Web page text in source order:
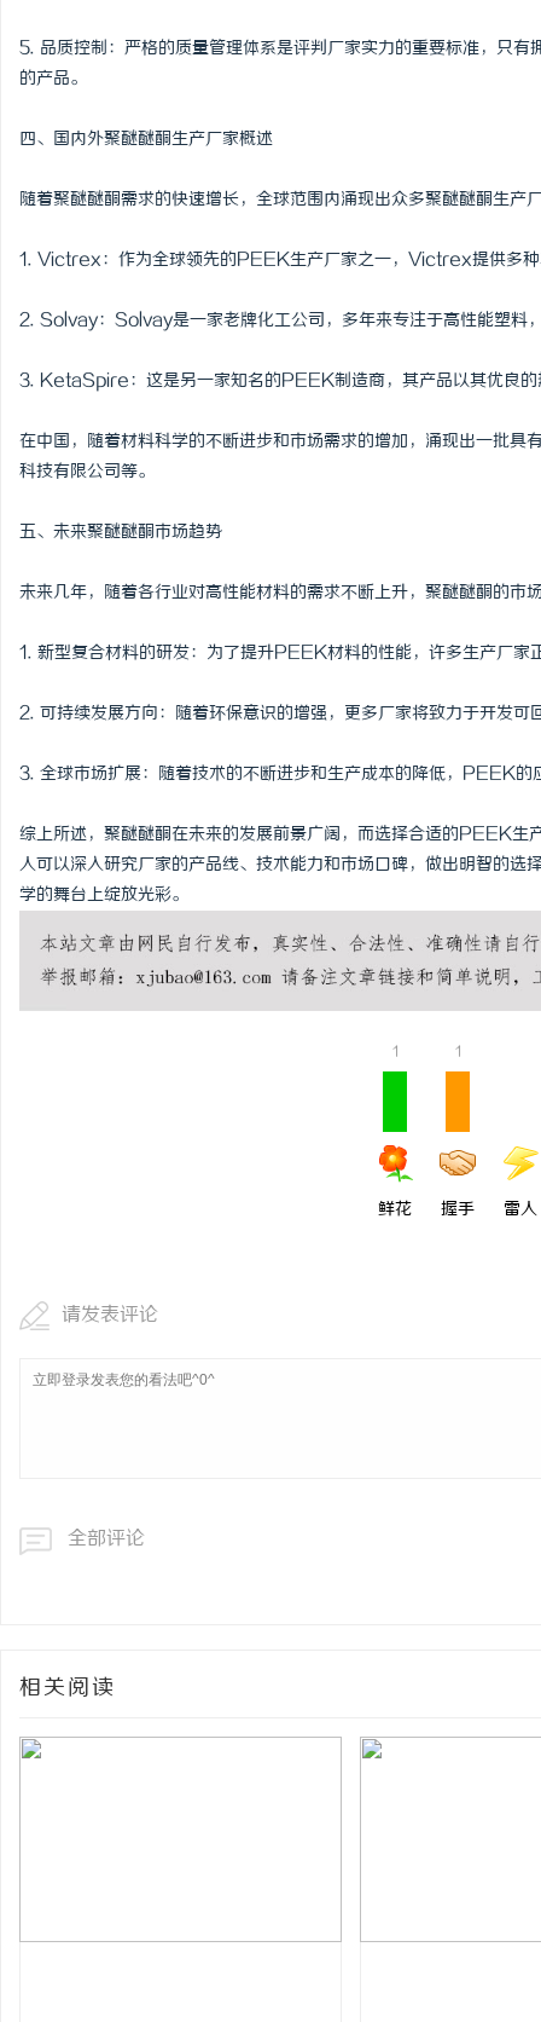
5. 品质控制：严格的质量管理体系是评判厂家实力的重要标准，只
的产品。
四、国内外聚醚醚酮生产厂家概述
随着聚醚醚酮需求的快速增长，全球范围内涌现出众多聚醚醚酮生
1. Victrex：作为全球领先的PEEK生产厂家之一，Victrex提供多
2. Solvay：Solvay是一家老牌化工公司，多年来专注于高性能塑料
3. KetaSpire：这是另一家知名的PEEK制造商，其产品以其优良的
在中国，随着材料科学的不断进步和市场需求的增加，涌现出一批
科技有限公司等。
五、未来聚醚醚酮市场趋势
未来几年，随着各行业对高性能材料的需求不断上升，聚醚醚酮的市
1. 新型复合材料的研发：为了提升PEEK材料的性能，许多生产厂
2. 可持续发展方向：随着环保意识的增强，更多厂家将致力于开发
3. 全球市场扩展：随着技术的不断进步和生产成本的降低，PEEK
综上所述，聚醚醚酮在未来的发展前景广阔，而选择合适的PEEK生
人可以深入研究厂家的产品线、技术能力和市场口碑，做出明智的
学的舞台上绽放光彩。
1
鲜花
1
握手 雷人
请发表评论
全部评论
相关阅读